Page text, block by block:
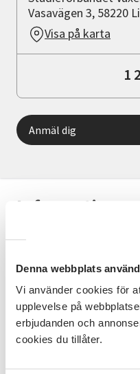
Denna webbplats
Vi använder cookies för
upplevelse på
erbjudanden och
cookies du tillåter.
Information
Vi gör aktiviteter,
friskvård och balans
m.m.
Kontaktperson
Cecilia Beltramo 070-
Vasavägen 3, 58220
Visa på karta
1
Anmäl dig